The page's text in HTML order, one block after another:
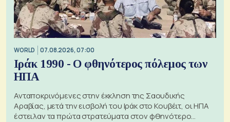
WORLD 07.08.2026, 07:00
Ιράκ 1990 - Ο φθηνότερος πόλεμος των
ΗΠΑ
Ανταποκρινόμενες στην έκκληση της Σαουδικής
Αραβίας, μετά την εισβολή του Ιράκ στο Κουβέιτ, οι ΗΠΑ
έστειλαν τα πρώτα στρατεύματα στον φθηνότερο